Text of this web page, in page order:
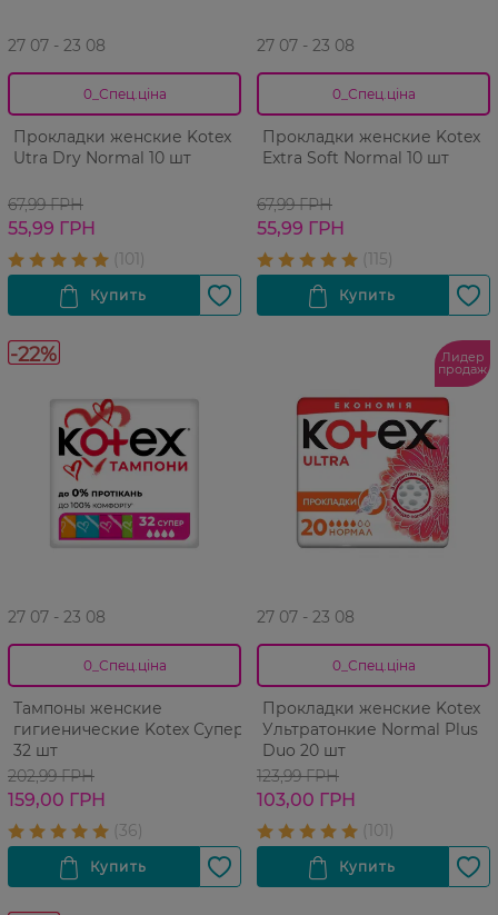
27 07 - 23 08
0_Спец.ціна
Прокладки женские Kotex
Utra Dry Normal 10 шт
67,99 ГРН
55,99 ГРН
27 07 - 23 08
0_Спец.ціна
Прокладки женские Kotex
Extra Soft Normal 10 шт
67,99 ГРН
55,99 ГРН
-22%
27 07 - 23 08
0_Спец.ціна
Тампоны женские
гигиенические Kotex Супер
32 шт
202,99 ГРН
159,00 ГРН
Лидер
продаж
27 07 - 23 08
0_Спец.ціна
Прокладки женские Kotex
Ультратонкие Normal Plus
Duo 20 шт
123,99 ГРН
103,00 ГРН